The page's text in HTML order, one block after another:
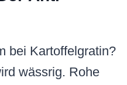
bei Kartoffelgratin?
wässrig. Rohe